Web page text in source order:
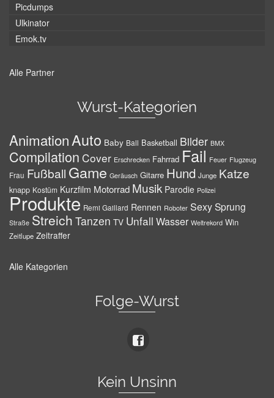
Picdumps
Ulkinator
Emok.tv
Alle Partner
Wurst-Kategorien
AnimationAuto Baby Ball Basketball Bilder BMX
Compilation Cover Erschrecken Fahrrad Fail Feuer Flugzeug
Frau Fußball Game Geräusch Gitarre Hund Junge Katze
knapp Kostüm Kurzfilm Motorrad Musik Parodie Polizei
Produkte Remi Gaillard Rennen Roboter SexySprung
Straße Streich Tanzen TV Unfall Wasser Weltrekord Win
Zeitlupe Zeitraffer
Alle Kategorien
Folge-Wurst
Kein Unsinn